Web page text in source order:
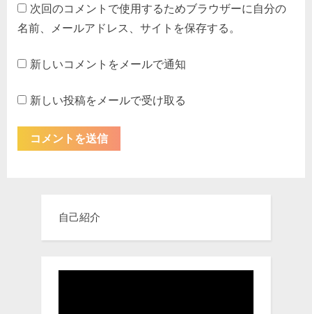
次回のコメントで使用するためブラウザーに自分の
名前、メールアドレス、サイトを保存する。
新しいコメントをメールで通知
新しい投稿をメールで受け取る
自己紹介